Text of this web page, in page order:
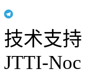
技术支持
JTTI-Noc